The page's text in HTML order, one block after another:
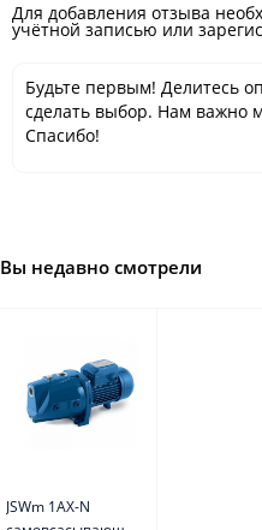
Для добавления отзыва
учётной записью или
Будьте первым! Делитесь
сделать выбор. Нам важно
Спасибо!
Вы недавно смотрели
JSWm 1AX-N